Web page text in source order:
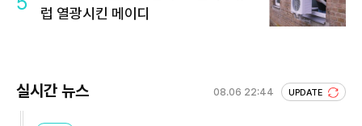
럽 열광시킨 메이디
실시간 뉴스 08.06 22:44 UPDATE